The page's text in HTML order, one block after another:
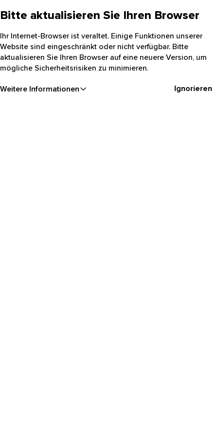
Bitte aktualisieren Sie Ihren Browser
Ihr Internet-Browser ist veraltet. Einige Funktionen unserer
Website sind eingeschränkt oder nicht verfügbar. Bitte
aktualisieren Sie Ihren Browser auf eine neuere Version, um
mögliche Sicherheitsrisiken zu minimieren.
Weitere Informationen Ignorieren